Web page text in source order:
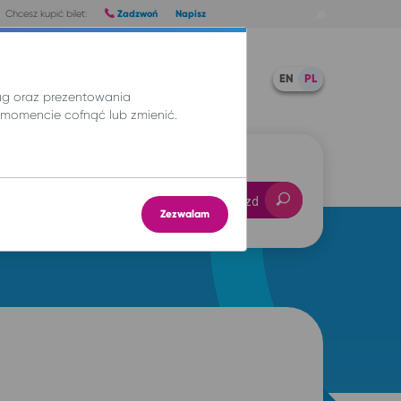
Chcesz kupić bilet: Zadzwoń Napisz
EN PL
Znajdź przejazd
oraz prezentowania
cofnąć lub zmienić.
Zezwalam